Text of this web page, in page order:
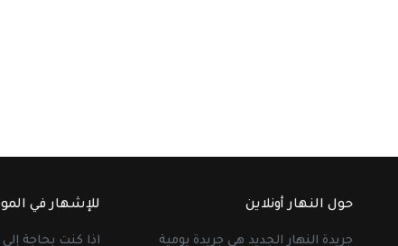
حول النهار أونلاين
جريدة النهار الجديد هي جريدة يومية
للإشهار في
اذا كنت بحاجة